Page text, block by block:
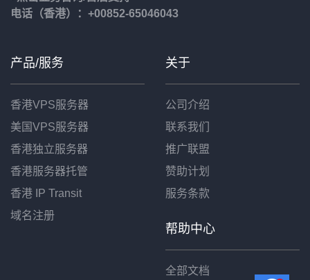
电话（香港）：+00852-65046043
产品/服务
香港VPS服务器
美国VPS服务器
香港独立服务器
香港服务器托管
香港 IP Transit
域名注册
关于
公司介绍
联系我们
推广联盟
赞助计划
服务条款
帮助中心
全部文档